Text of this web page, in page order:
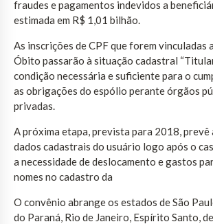
fraudes e pagamentos indevidos a
estimada em R$ 1,01 bilhão.
As inscrições de CPF que forem vinculadas
Óbito passarão à situação cadastral
condição necessária e suficiente para o
as obrigações do espólio perante órgãos
privadas.
A próxima etapa, prevista para 2018, prevê
dados cadastrais do usuário logo após o
a necessidade de deslocamento e gastos
nomes no cadastro da
O convênio abrange os estados de São
do Paraná, Rio de Janeiro, Espírito Santo,